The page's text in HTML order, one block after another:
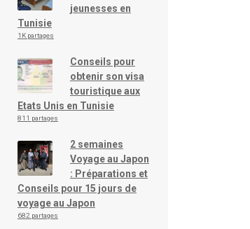
jeunesses en
Tunisie
1K partages
Conseils pour
obtenir son visa
touristique aux
Etats Unis en Tunisie
811 partages
2 semaines
Voyage au Japon
: Préparations et
Conseils pour 15 jours de
voyage au Japon
682 partages